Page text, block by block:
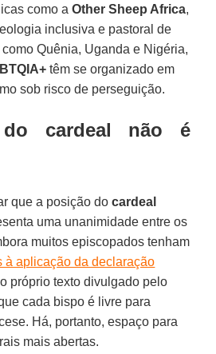
como aOther Sheep Africa,
inclusiva e pastoral de
Quênia, Uganda e Nigéria,
têm se organizado em
sob risco de perseguição.
cardeal não é
que a posição docardeal
uma unanimidade entre os
muitos episcopados tenham
à aplicação da declaração
próprio texto divulgado pelo
cada bispo é livre para
Há, portanto, espaço para
mais abertas.